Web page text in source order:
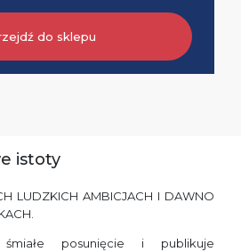
do sklepu
istoty
LUDZKICH AMBICJACH I DAWNO
posunięcie i publikuje